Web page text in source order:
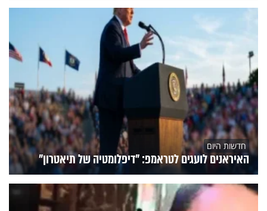
חדשות היום
האיראנים לועגים לטראמפ: "דיפלומטיה של תיאטרון"